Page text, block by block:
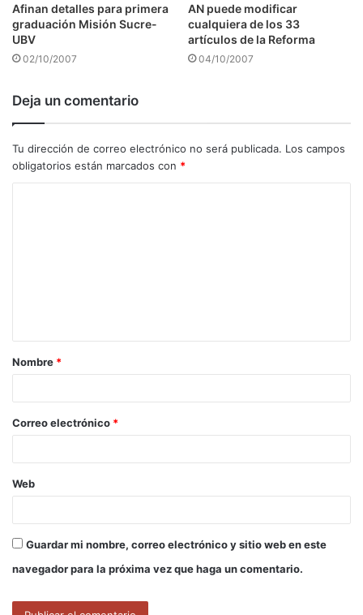
Afinan detalles para primera
graduación Misión Sucre-
UBV
02/10/2007
AN puede modificar
cualquiera de los 33
artículos de la Reforma
04/10/2007
Deja un comentario
Tu dirección de correo electrónico no será publicada. Los campos
obligatorios están marcados con *
a
r
*
Nombre *
Correo electrónico *
Web
Guardar mi nombre, correo electrónico y sitio web en este
navegador para la próxima vez que haga un comentario.